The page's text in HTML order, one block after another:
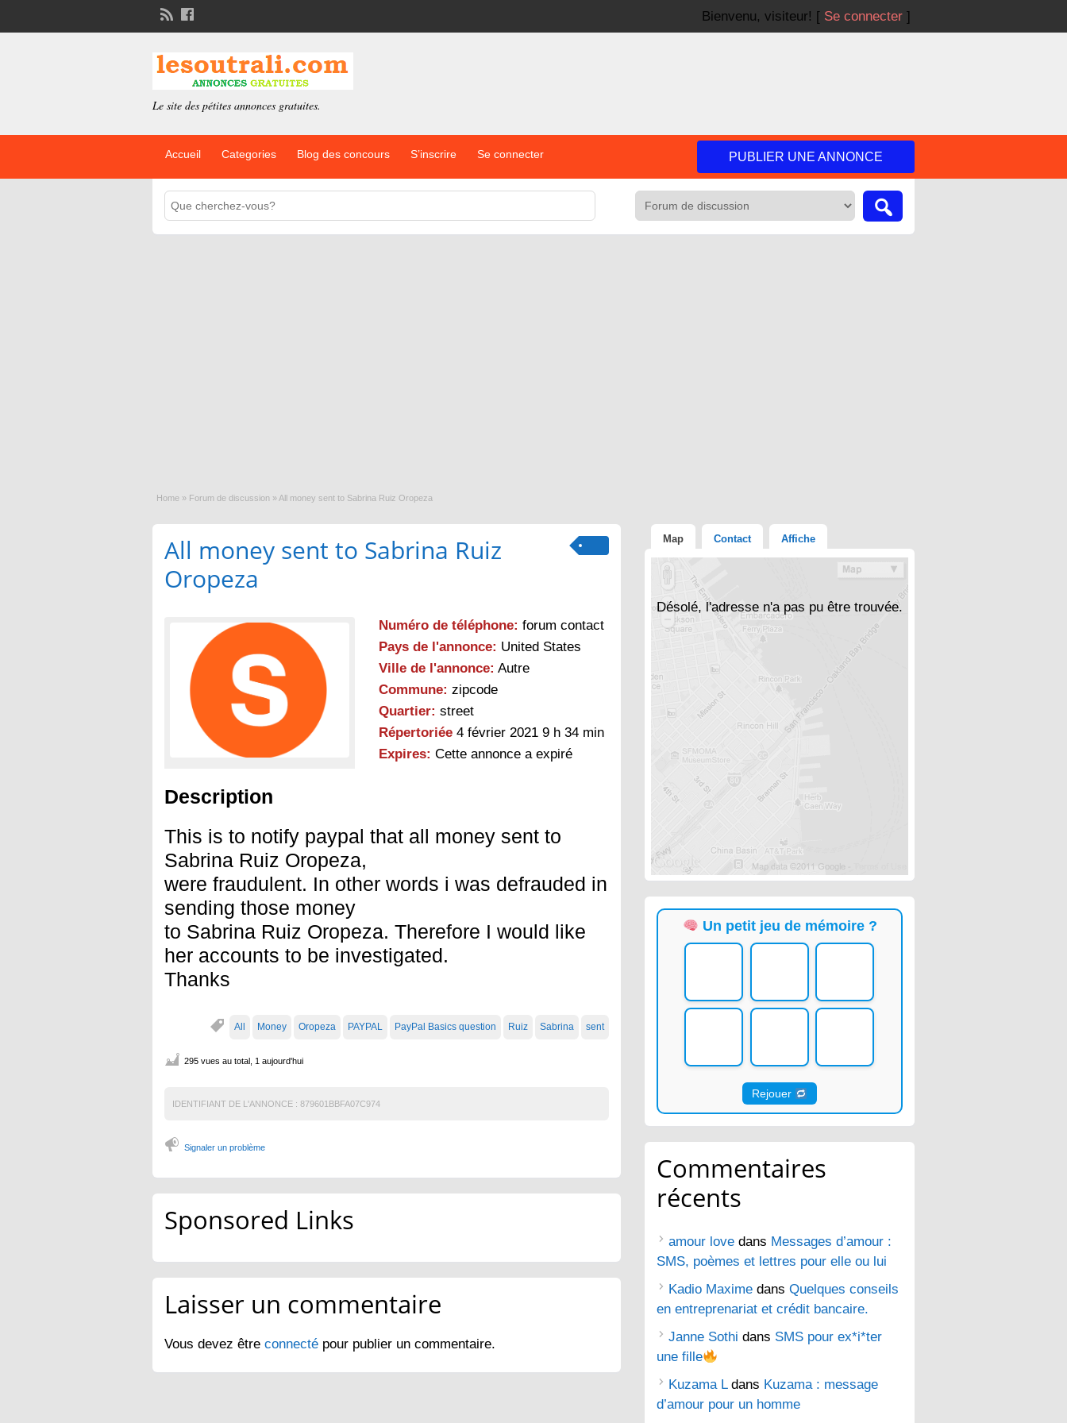
Bienvenu, visiteur! [ Se connecter ]
Le site des pétites annonces gratuites.
Accueil Categories Blog des concours S’inscrire Se connecter PUBLIER UNE ANNONCE
Home » Forum de discussion » All money sent to Sabrina Ruiz Oropeza
All money sent to Sabrina Ruiz
Oropeza
Numéro de téléphone: forum contact
Pays de l'annonce: United States
Ville de l'annonce: Autre
Commune: zipcode
Quartier: street
Répertoriée 4 février 2021 9 h 34 min
Expires: Cette annonce a expiré
Description
This is to notify paypal that all money sent to
Sabrina Ruiz Oropeza,
were fraudulent. In other words i was defrauded in
sending those money
to Sabrina Ruiz Oropeza. Therefore I would like
her accounts to be investigated.
Thanks
All Money Oropeza PAYPAL PayPal Basics question Ruiz Sabrina sent
295 vues au total, 1 aujourd'hui
IDENTIFIANT DE L'ANNONCE : 879601BBFA07C974
Signaler un problème
Sponsored Links
Laisser un commentaire
Vous devez être connecté pour publier un commentaire.
Map Contact Affiche
Désolé, l'adresse n'a pas pu être trouvée.
Un petit jeu de mémoire ?
Rejouer
Commentaires
récents
amour love dans Messages d’amour :
SMS, poèmes et lettres pour elle ou lui
Kadio Maxime dans Quelques conseils
en entreprenariat et crédit bancaire.
Janne Sothi dans SMS pour ex*i*ter
une fille
Kuzama Ldans Kuzama : message
d’amour pour un homme